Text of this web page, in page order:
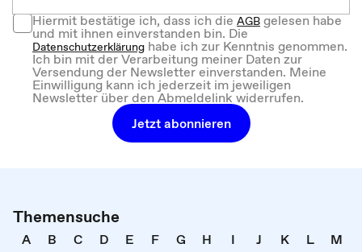
Hiermit bestätige ich, dass ich dieAGBgelesen habe
und mit ihnen einverstanden bin. Die
Datenschutzerklärung habe ich zur Kenntnis genommen.
Ich bin mit der Verarbeitung meiner Daten zur
Versendung der Newsletter einverstanden. Meine
Einwilligung kann ich jederzeit im jeweiligen
Newsletter über den Abmeldelink widerrufen.
Jetzt abonnieren
Themensuche
A B C D E F G H I J K L
M